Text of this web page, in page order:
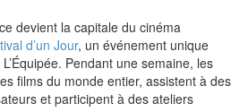
devient la capitale du cinéma
d’un Jour, un événement unique
Pendant une semaine, les
films du monde entier, assistent à des
et participent à des ateliers